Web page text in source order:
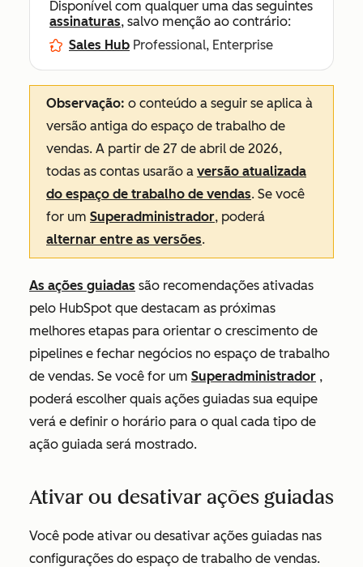
Disponível com qualquer uma das seguintes
assinaturas, salvo menção ao contrário:
Sales Hub Professional, Enterprise
Observação: o conteúdo a seguir se aplica à
versão antiga do espaço de trabalho de
vendas. A partir de 27 de abril de 2026,
todas as contas usarão a versão atualizada
do espaço de trabalho de vendas. Se você
for um Superadministrador, poderá
alternar entre as versões.
As ações guiadas são recomendações ativadas
pelo HubSpot que destacam as próximas
melhores etapas para orientar o crescimento de
pipelines e fechar negócios no espaço de trabalho
de vendas. Se você for um Superadministrador ,
poderá escolher quais ações guiadas sua equipe
verá e definir o horário para o qual cada tipo de
ação guiada será mostrado.
Ativar ou desativar ações guiadas
Você pode ativar ou desativar ações guiadas nas
configurações do espaço de trabalho de vendas.